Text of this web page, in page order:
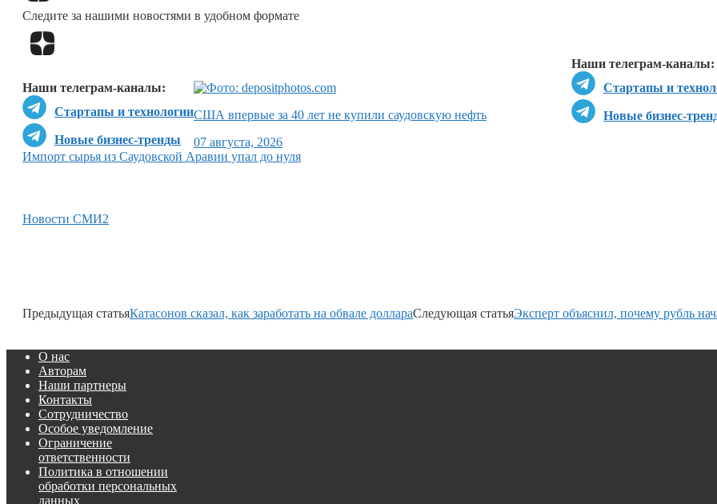
Следите за нашими новостями в удобном формате
Наши телеграм-каналы:
Стартапы и
Новые бизнес-
Наши телеграм-каналы:
Стартапы и технологии
Новые бизнес-тренды
США впервые за 40 лет не купили саудовскую нефть
07 августа, 2026
Импорт сырья из Саудовской Аравии упал до нуля
Новости СМИ2
Предыдущая статьяКатасонов сказал, как заработать на обвале доллараСледующая статьяЭксперт объяснил, почему рубль
О нас
Авторам
Наши партнеры
Контакты
Сотрудничество
Особое уведомление
Ограничение
ответственности
Политика в отношении
обработки персональных
данных